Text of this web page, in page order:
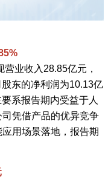
业收入28.85亿元，
东的净利润为10.13亿
系报告期内受益于人
凭借产品的优异竞争
用场景落地，报告期